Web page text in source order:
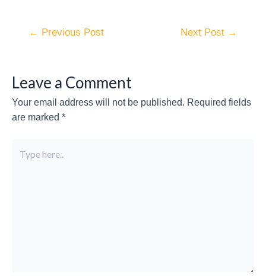
← Previous Post Next Post →
Leave a Comment
Your email address will not be published. Required fields
are marked *
here..